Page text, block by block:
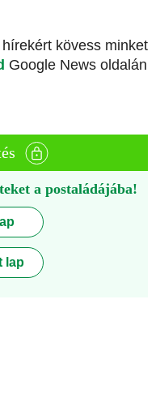
kövess minket
Google News oldalán
a postaládájába!
lap